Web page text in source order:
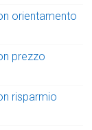
orientamento
prezzo
risparmio